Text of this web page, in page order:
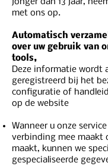
met ons op.
Automatisch
over uw gebruik van
tools,
Deze informatie wordt
geregistreerd bij het
configuratie of
op de website
Wanneer u onze
verbinding mee maakt
maakt, kunnen we
gespecialiseerde